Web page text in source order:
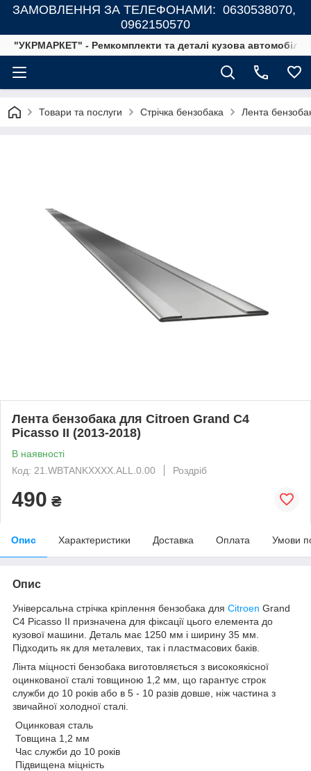
ЗАМОВЛЕННЯ ЗА ТЕЛЕФОНАМИ: 0630538070,
0962150570
"УКРМАРКЕТ" - Ремкомплекти та деталі кузова автомобілів
Товари та послуги Стрічка бензобака Лента
Лента бензобака для Citroen Grand C4
Picasso II (2013-2018)
В наявності
Код: 21.WBTANKXXXX.ALL.0.00
Роздріб
490 ₴
Опис Характеристики Доставка Оплата Умови
Опис
Універсальна стрічка кріплення бензобака для Citroen Grand
C4 Picasso II призначена для фіксації цього елемента до
кузової машини. Деталь має 1250 мм і ширину 35 мм.
Підходить як для металевих, так і пластмасових баків.
Лінта міцності бензобака виготовляється з високоякісної
оцинкованої сталі товщиною 1,2 мм, що гарантує строк
служби до 10 років або в 5 - 10 разів довше, ніж частина з
звичайної холодної сталі.
Оцинковая сталь
Товщина 1,2 мм
Час служби до 10 років
Підвищена міцність